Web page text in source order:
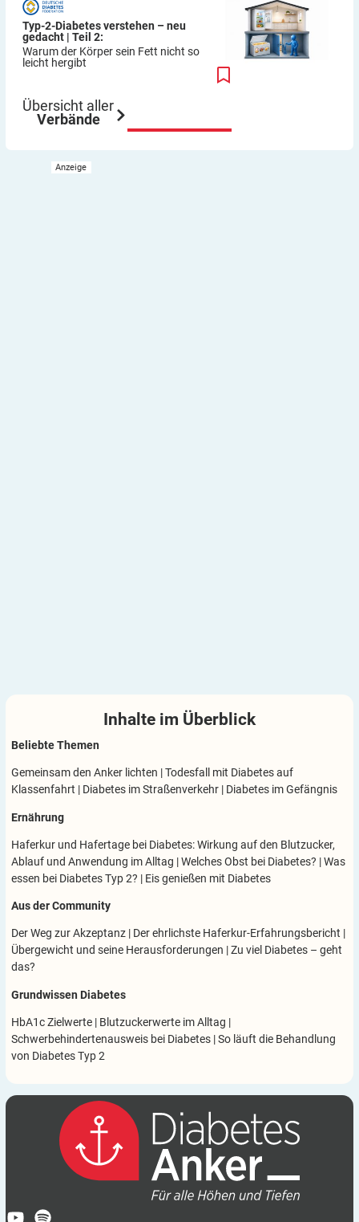
Typ-2-Diabetes verstehen – neu
gedacht | Teil 2:
Warum der Körper sein Fett nicht so
leicht hergibt
Übersicht aller
Verbände
Inhalte im Überblick
Beliebte Themen
Gemeinsam den Anker lichten |Todesfall mit Diabetes auf
Klassenfahrt | Diabetes im Straßenverkehr | Diabetes im Gefängnis
Ernährung
Haferkur und Hafertage bei Diabetes: Wirkung auf den Blutzucker,
Ablauf und Anwendung im Alltag |Welches Obst bei Diabetes? |Was
essen bei Diabetes Typ 2? | Eis genießen mit Diabetes
Aus der Community
Der Weg zur Akzeptanz | Der ehrlichste Haferkur-Erfahrungsbericht |
Übergewicht und seine Herausforderungen |Zu viel Diabetes – geht
das?
Grundwissen Diabetes
HbA1c Zielwerte | Blutzuckerwerte im Alltag |
Schwerbehindertenausweis bei Diabetes |So läuft die Behandlung
von Diabetes Typ 2